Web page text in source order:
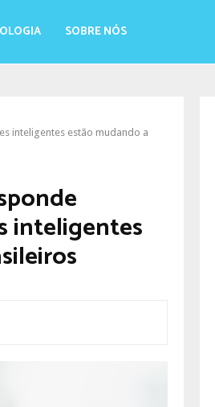
SOBRE NÓS
inteligentes estão mudando a
inteligentes